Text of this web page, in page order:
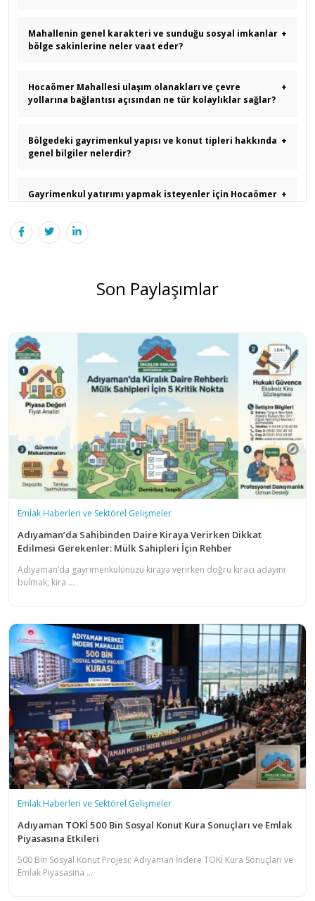
Mahallenin genel karakteri ve sunduğu sosyal imkanlar
bölge sakinlerine neler vaat eder?
+
Hocaömer Mahallesi ulaşım olanakları ve çevre
yollarına bağlantısı açısından ne tür kolaylıklar sağlar?
+
Bölgedeki gayrimenkul yapısı ve konut tipleri hakkında
genel bilgiler nelerdir?
+
Gayrimenkul yatırımı yapmak isteyenler için Hocaömer +
Hocaömer mahallesi 2026 yılı gayrimenkul yatırımları
Hocaömer bölgesindeki gayrimenkul fiyatlarını
Hocaömer mahallesindeki mülk alım satım işlemlerinde
İnceler Emlak nasıl bir güvence sağlıyor?
+
Hocaömer bölgesinde konut mu yoksa ticari mülk
yatırımı mı daha avantajlıdır?
+
Hocaömer yatırımları ve güncel gayrimenkul fırsatları
hakkında detaylı bilgiye nasıl ulaşabilirim?
+
Son Paylaşımlar
Emlak Haberleri ve Sektörel Gelişmeler
Adıyaman’da Sahibinden Daire Kiraya Verirken Dikkat
Edilmesi Gerekenler: Mülk Sahipleri İçin Rehber
Adıyaman’da gayrimenkulünüzü kiraya verirken doğru kiracı adayını
bulmak, kira ...
Emlak Haberleri ve Sektörel Gelişmeler
Adıyaman TOKİ 500 Bin Sosyal Konut Kura Sonuçları ve Emlak
Piyasasına Etkileri
500 Bin Sosyal Konut Projesi: Adıyaman İndere TOKİ Kura Sonuçları ve
Emlak Piyasasına ...